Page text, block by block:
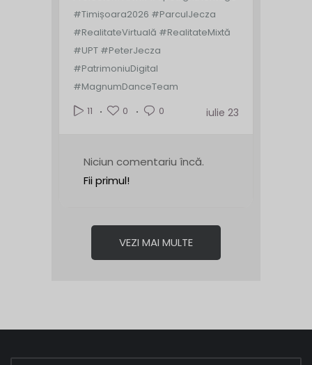
#Timișoara2026 #ParculJecza
#RealitateVirtuală #RealitateMixtă
#UPT #PeterJecza
#PatrimoniuDigital
#MagnumDanceTeam
11
0 0 iulie 23
Niciun comentariu încă.
Fii primul!
VEZI MAI MULTE